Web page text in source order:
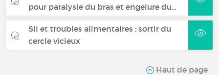
pour paralysie du bras et engelure du…
SII et troubles alimentaires : sortir du
cercle vicieux
Haut de page